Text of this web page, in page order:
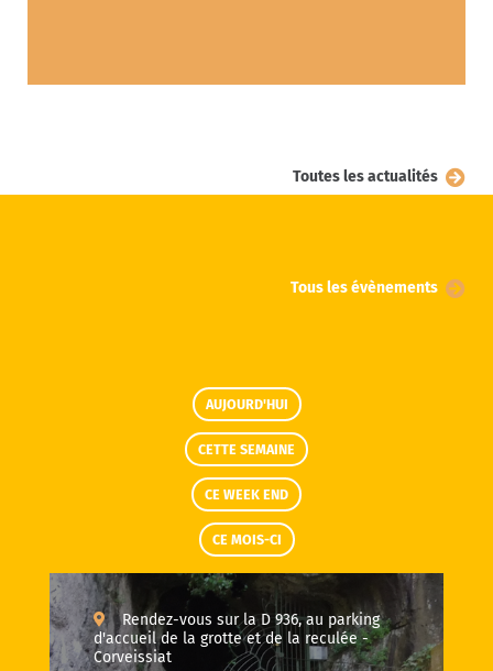
Toutes les actualités
Tous les évènements
AUJOURD'HUI
CETTE SEMAINE
CE WEEK END
CE MOIS-CI
Rendez-vous sur la D 936, au parking
d'accueil de la grotte et de la reculée -
Corveissiat